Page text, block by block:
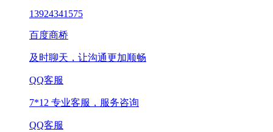
13924341575
百度商桥
及时聊天，让沟通更加顺畅
QQ客服
7*12 专业客服，服务咨询
QQ客服